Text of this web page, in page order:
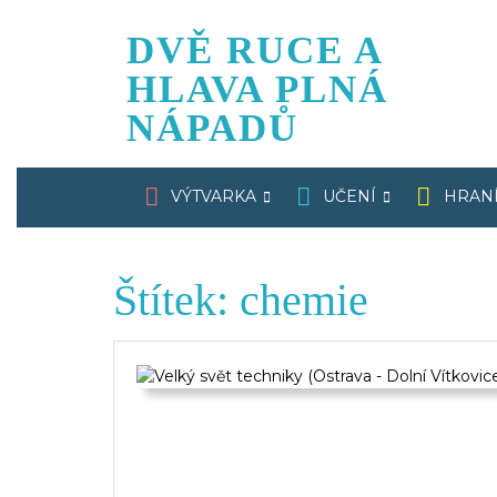
DVĚ RUCE A
HLAVA PLNÁ
NÁPADŮ
VÝTVARKA UČENÍ HRANÍ
Štítek: chemie